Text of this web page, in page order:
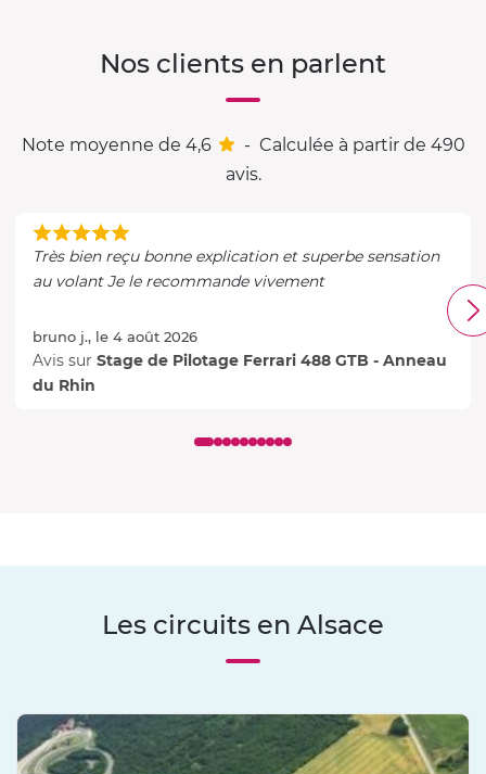
Nos clients en parlent
Note moyenne de 4,6 - Calculée à partir de 490
avis.
Très bien reçu bonne explication et superbe sensation
au volant Je le recommande vivement
bruno j., le 4 août 2026
Avis sur Stage de Pilotage Ferrari 488 GTB - Anneau
du Rhin
Les circuits en Alsace